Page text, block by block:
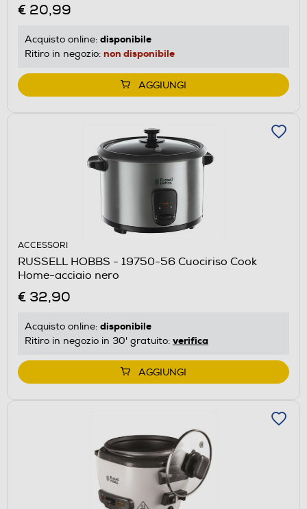
€ 20,99
Acquisto online: disponibile
Ritiro in negozio: non disponibile
AGGIUNGI
ACCESSORI
RUSSELL HOBBS - 19750-56 Cuociriso Cook
Home-acciaio nero
€ 32,90
Acquisto online: disponibile
Ritiro in negozio in 30' gratuito: verifica
AGGIUNGI